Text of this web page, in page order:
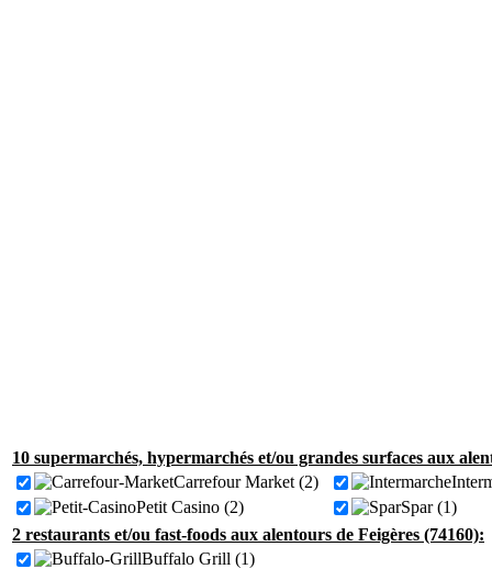
10 supermarchés, hypermarchés et/ou grandes surfaces aux
Carrefour Market (2)
Petit Casino (2)
Spar (1)
2 restaurants et/ou fast-foods aux alentours de Feigères (74160):
Buffalo Grill (1)